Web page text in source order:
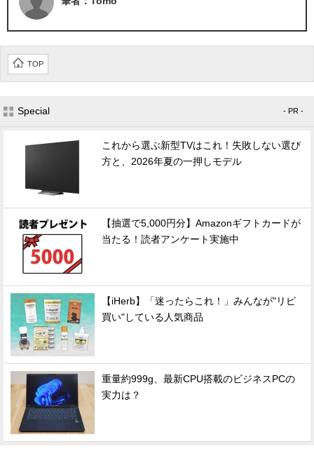
TOP
Special - PR -
これから選ぶ新型TVはこれ！失敗しない選び
方と、2026年夏の一押しモデル
【抽選で5,000円分】Amazonギフトカードが
当たる！読者アンケート実施中
【iHerb】「迷ったらこれ！」みんなが"リピ
買い"している人気商品
重量約999g、最新CPU搭載のビジネスPCの
実力は？